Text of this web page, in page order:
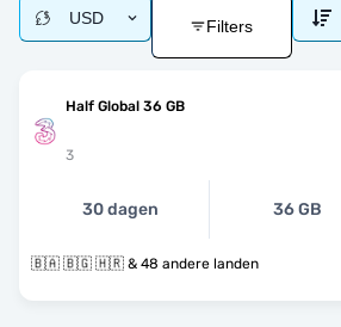
USD Filters
Half Global 36 GB
3
30 dagen 36 GB
🇧🇦 🇧🇬 🇭🇷 & 48 andere landen